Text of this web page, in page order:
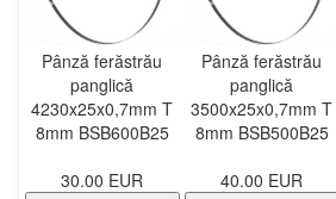
Pânză ferăstrău
panglică
4230x25x0,7mm T
8mm BSB600B25
30.00 EUR
Pânză ferăstrău
panglică
3500x25x0,7mm T
8mm BSB500B25
40.00 EUR